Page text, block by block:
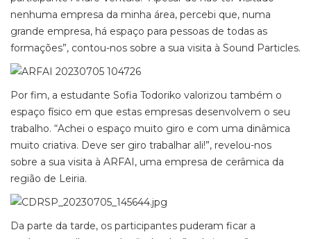
nenhuma empresa da minha área, percebi que, numa
grande empresa, há espaço para pessoas de todas as
formações”, contou-nos sobre a sua visita à Sound Particles.
Por fim, a estudante Sofia Todoriko valorizou também o
espaço físico em que estas empresas desenvolvem o seu
trabalho. “Achei o espaço muito giro e com uma dinâmica
muito criativa. Deve ser giro trabalhar ali!”, revelou-nos
sobre a sua visita à ARFAI, uma empresa de cerâmica da
região de Leiria.
Da parte da tarde, os participantes puderam ficar a